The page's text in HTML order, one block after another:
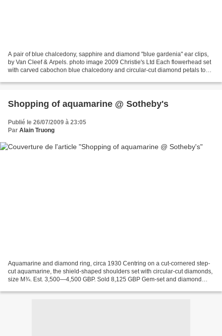
A pair of blue chalcedony, sapphire and diamond "blue gardenia" ear clips,
by Van Cleef & Arpels. photo image 2009 Christie's Ltd Each flowerhead set
with carved cabochon blue chalcedony and circular-cut diamond petals to
Shopping of aquamarine @ Sotheby's
Publié le 26/07/2009 à 23:05
Par Alain Truong
Aquamarine and diamond ring, circa 1930 Centring on a cut-cornered step-
cut aquamarine, the shield-shaped shoulders set with circular-cut diamonds,
size M¾. Est. 3,500—4,500 GBP. Sold 8,125 GBP Gem-set and diamond